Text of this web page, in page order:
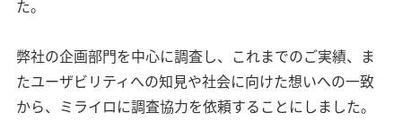
た。
弊社の企画部門を中心に調査し、これまでのご実績、ま
たユーザビリティへの知見や社会に向けた想いへの一致
から、ミライロに調査協力を依頼することにしました。